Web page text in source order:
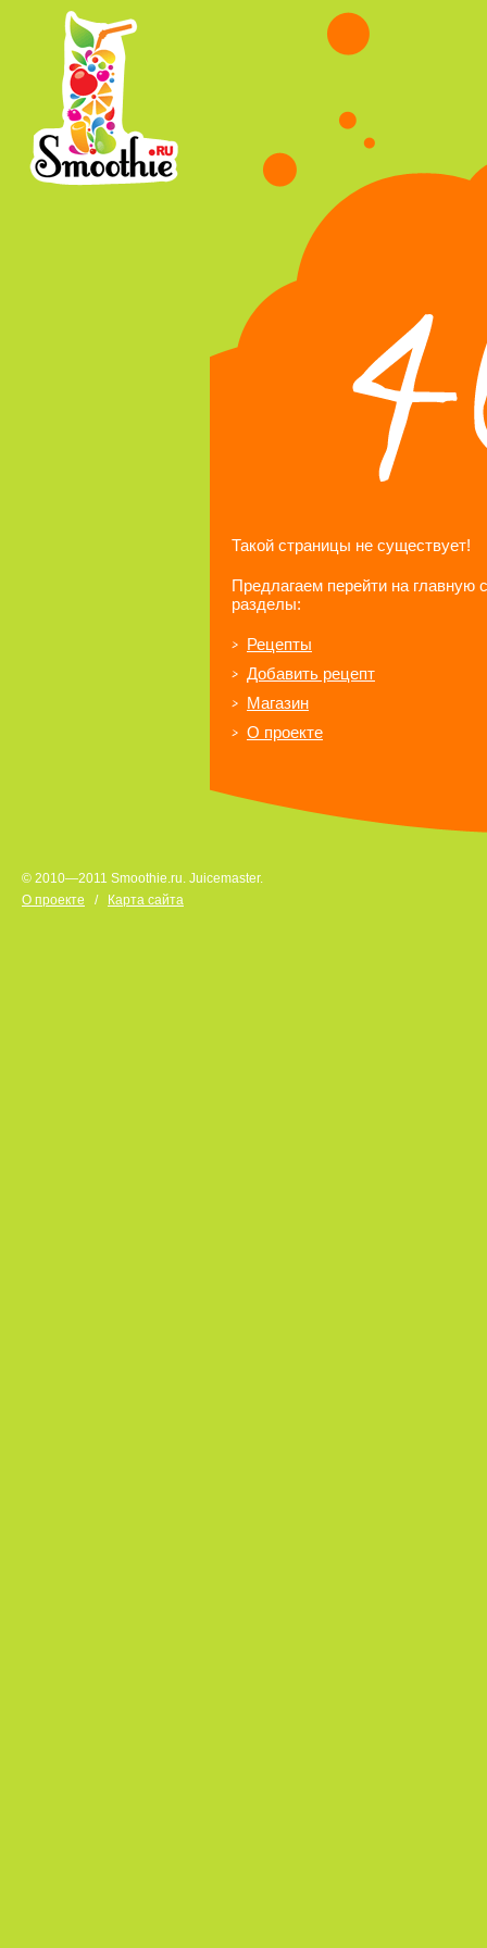
Такой страницы не существует!
Предлагаем перейти на
разделы:
Рецепты
Добавить рецепт
Магазин
О проекте
© 2010—2011 Smoothie.ru. Juicemaster.
О проекте / Карта сайта